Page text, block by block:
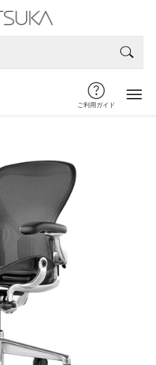
ご利用ガイド